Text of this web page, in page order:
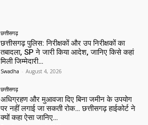
छत्तीसगढ़
छत्तीसगढ़ पुलिस: निरीक्षकों और उप निरीक्षकों का
तबादला, SP ने जारी किया आदेश, जानिए किसे कहां
मिली जिम्मेदारी…
Swadha - August 4, 2026
छत्तीसगढ़
अधिग्रहण और मुआवजा दिए बिना जमीन के उपयोग
पर नहीं लगाई जा सकती रोक… छत्तीसगढ़ हाईकोर्ट ने
क्यों कहा ऐसा जानिए…